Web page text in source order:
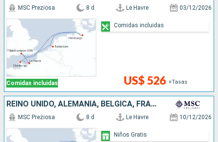
Comidas incluidas
MSC Preziosa 8 d Le Havre 03/12/2026
US$ 526 +Tasas
Comidas incluidas
REINO UNIDO, ALEMANIA, BÉLGICA, FRANCIA
MSC Preziosa 8 d Le Havre 10/12/2026
Niños Gratis